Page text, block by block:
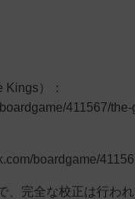
Kings）：
411567/
boardgame/
、完全な校正は行わ